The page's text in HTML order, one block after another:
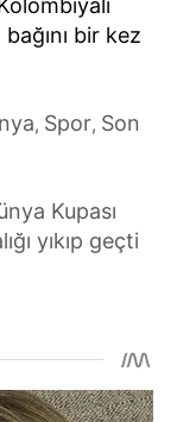
bir kez
, Spor, Son
Kupası
yıkıp geçti